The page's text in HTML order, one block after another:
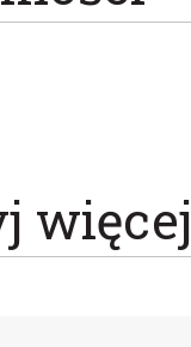
więcej